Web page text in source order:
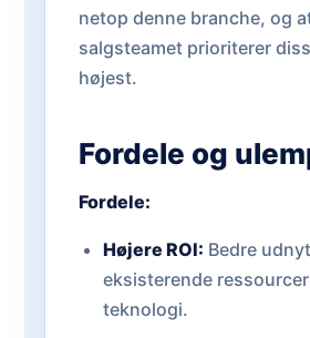
netop denne branche, og
salgsteamet prioriterer
højest.
Fordele og
Fordele:
Højere ROI: Bedre
eksisterende
teknologi.